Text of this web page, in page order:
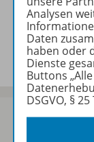
Analysen
Daten
haben oder
Dienste
Buttons
DSGVO, §